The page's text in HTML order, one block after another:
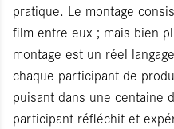
pratique. Le montage
film entre eux ; mais bien
montage est un réel
chaque participant de
puisant dans une centaine
participant réfléchit et